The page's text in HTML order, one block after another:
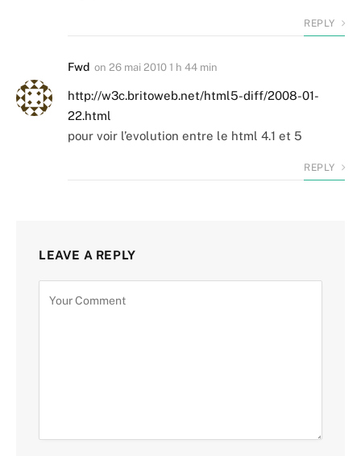
REPLY
Fwd on 26 mai 2010 1 h 44 min
http://w3c.britoweb.net/html5-diff/2008-01-
22.html
pour voir l’evolution entre le html 4.1 et 5
REPLY
LEAVE A REPLY